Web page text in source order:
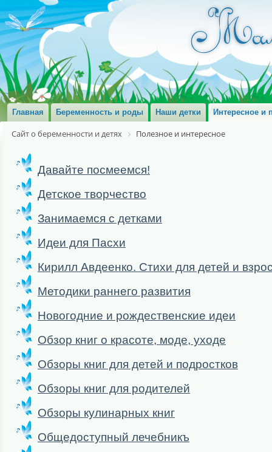
Главная Беременность и роды Наши детки Интересное и
Сайт о беременности и детях Полезное и интересное
Давайте посмеемся!
Детское творчество
Занимаемся с детками
Идеи для Пасхи
Кирилл Авдеенко. Стихи для детей и
Методики раннего развития
Новогодние и рождественские идеи
Обзор книг о красоте, моде, уходе
Обзоры книг для детей и подростков
Обзоры книг для родителей
Обзоры кулинарных книг
Общедоступный лечебникъ